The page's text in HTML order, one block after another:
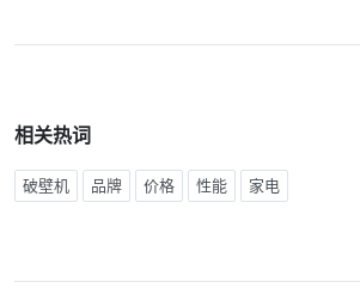
相关热词
破壁机 品牌 价格 性能 家电